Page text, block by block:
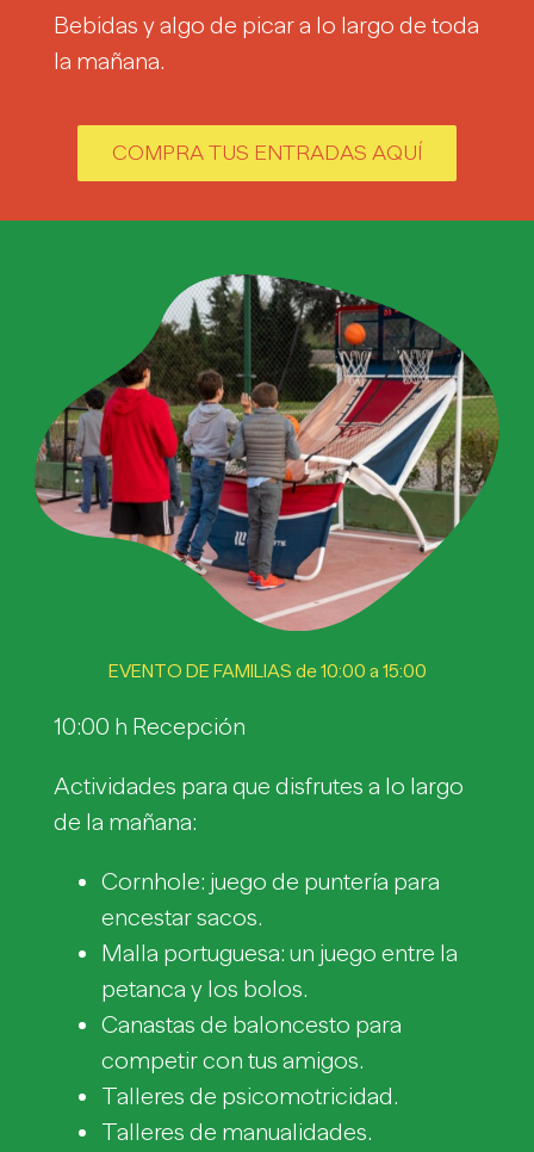
Bebidas y algo de picar a lo largo de toda
la mañana.
COMPRA TUS ENTRADAS AQUÍ
EVENTO DE FAMILIAS de 10:00 a 15:00
10:00 h Recepción
Actividades para que disfrutes a lo largo
de la mañana:
Cornhole: juego de puntería para
encestar sacos.
Malla portuguesa: un juego entre la
petanca y los bolos.
Canastas de baloncesto para
competir con tus amigos.
Talleres de psicomotricidad.
Talleres de manualidades.